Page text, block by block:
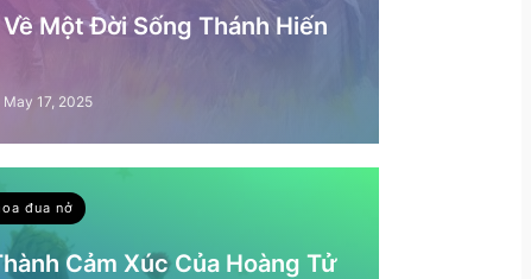
Một Đời Sống Thánh Hiến
May 17, 2025
đua nở
Cảm Xúc Của Hoàng Tử